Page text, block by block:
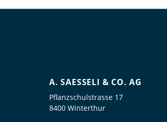
A. SAESSELI & CO. AG
Pflanzschulstrasse 17
8400 Winterthur